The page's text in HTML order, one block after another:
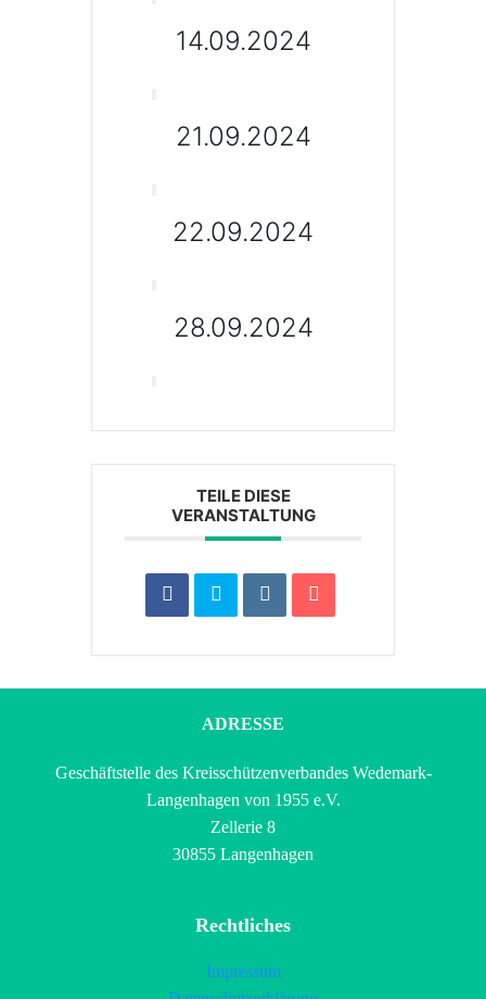
14.09.2024
21.09.2024
22.09.2024
28.09.2024
TEILE DIESE
VERANSTALTUNG
ADRESSE
Geschäftstelle des Kreisschützenverbandes Wedemark-
Langenhagen von 1955 e.V.
Zellerie 8
30855 Langenhagen
Rechtliches
Impressum